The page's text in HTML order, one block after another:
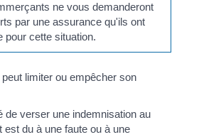
ne vous demanderont
par une assurance qu'ils ont
pour cette situation.
limiter ou empêcher son
de verser une indemnisation au
du à une faute ou à une